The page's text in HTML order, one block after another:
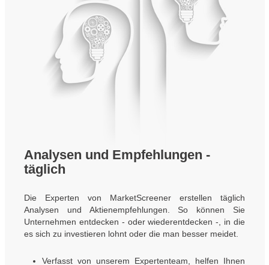
Analysen und Empfehlungen -
täglich
Die Experten von MarketScreener erstellen täglich
Analysen und Aktienempfehlungen. So können Sie
Unternehmen entdecken - oder wiederentdecken -, in die
es sich zu investieren lohnt oder die man besser meidet.
Verfasst von unserem Expertenteam, helfen Ihnen